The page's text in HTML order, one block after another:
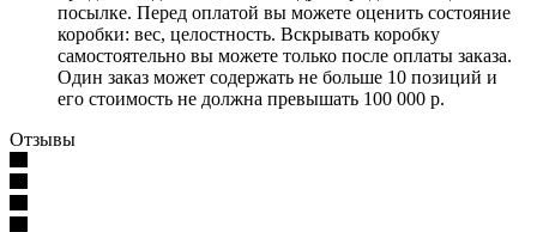
посылке. Перед оплатой вы можете оценить состояние
коробки: вес, целостность. Вскрывать коробку
самостоятельно вы можете только после оплаты заказа.
Один заказ может содержать не больше 10 позиций и
его стоимость не должна превышать 100 000 р.
Отзывы